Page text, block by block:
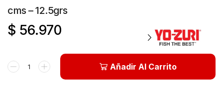
cms – 12.5grs
$ 56.970
Añadir Al Carrito